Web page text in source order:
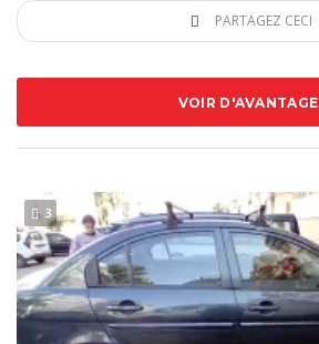
PARTAGEZ CECI
VOIR D'AVANTAGE
3